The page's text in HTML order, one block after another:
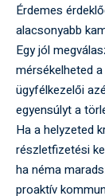
Érdemes
alacsonyabb
Egy jól
mérsékelheted
ügyfélkezelői
egyensúlyt a
Ha a helyzeted
részletfizetési
ha néma
proaktív